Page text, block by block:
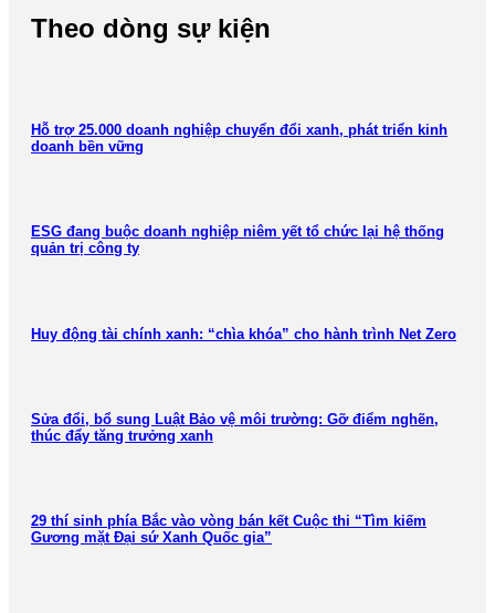
Theo dòng sự kiện
Hỗ trợ 25.000 doanh nghiệp chuyển đổi xanh, phát triển kinh
doanh bền vững
ESG đang buộc doanh nghiệp niêm yết tổ chức lại hệ thống
quản trị công ty
Huy động tài chính xanh: “chìa khóa” cho hành trình Net Zero
Sửa đổi, bổ sung Luật Bảo vệ môi trường: Gỡ điểm nghẽn,
thúc đẩy tăng trưởng xanh
29 thí sinh phía Bắc vào vòng bán kết Cuộc thi “Tìm kiếm
Gương mặt Đại sứ Xanh Quốc gia”